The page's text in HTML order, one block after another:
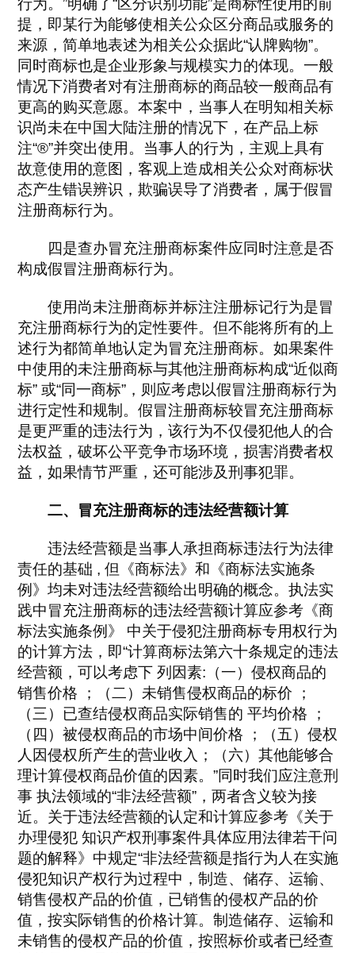
行为。”明确了“区分识别功能”是商标性使用的前
提，即某行为能够使相关公众区分商品或服务的
来源，简单地表述为相关公众据此“认牌购物”。
同时商标也是企业形象与规模实力的体现。一般
情况下消费者对有注册商标的商品较一般商品有
更高的购买意愿。本案中，当事人在明知相关标
识尚未在中国大陆注册的情况下，在产品上标
注“®”并突出使用。当事人的行为，主观上具有
故意使用的意图，客观上造成相关公众对商标状
态产生错误辨识，欺骗误导了消费者，属于假冒
注册商标行为。
四是查办冒充注册商标案件应同时注意是否
构成假冒注册商标行为。
使用尚未注册商标并标注注册标记行为是冒
充注册商标行为的定性要件。但不能将所有的上
述行为都简单地认定为冒充注册商标。如果案件
中使用的未注册商标与其他注册商标构成“近似商
标” 或“同一商标”，则应考虑以假冒注册商标行为
进行定性和规制。假冒注册商标较冒充注册商标
是更严重的违法行为，该行为不仅侵犯他人的合
法权益，破坏公平竞争市场环境，损害消费者权
益，如果情节严重，还可能涉及刑事犯罪。
二、冒充注册商标的违法经营额计算
违法经营额是当事人承担商标违法行为法律
责任的基础 , 但《商标法》和《商标法实施条
例》均未对违法经营额给出明确的概念。执法实
践中冒充注册商标的违法经营额计算应参考《商
标法实施条例》 中关于侵犯注册商标专用权行为
的计算方法，即“计算商标法第六十条规定的违法
经营额，可以考虑下 列因素:（一）侵权商品的
销售价格 ；（二）未销售侵权商品的标价 ；
（三）已查结侵权商品实际销售的 平均价格 ；
（四）被侵权商品的市场中间价格 ；（五）侵权
人因侵权所产生的营业收入；（六）其他能够合
理计算侵权商品价值的因素。”同时我们应注意刑
事 执法领域的“非法经营额”，两者含义较为接
近。关于违法经营额的认定和计算应参考《关于
办理侵犯 知识产权刑事案件具体应用法律若干问
题的解释》中规定“非法经营额是指行为人在实施
侵犯知识产权行为过程中，制造、储存、运输、
销售侵权产品的价值，已销售的侵权产品的价
值，按实际销售的价格计算。制造储存、运输和
未销售的侵权产品的价值，按照标价或者已经查